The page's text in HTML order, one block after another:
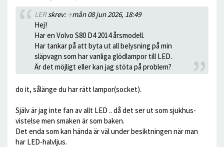
LERskrev: ↑mån 08 jun 2026, 18:49
Hej!
Har en Volvo S80 D4 2014 årsmodell.
Har tankar på att byta ut all belysning på min
släpvagn som har vanliga glödlampor till LED.
Är det möjligt eller kan jag stöta på problem?
do it, sålänge du har rätt lampor(socket).
Själv är jag inte fan av allt LED .. då det ser ut som sjukhus-
vistelse men smaken är som baken.
Det enda som kan hända är väl under besiktningen när man
har LED-halvljus.